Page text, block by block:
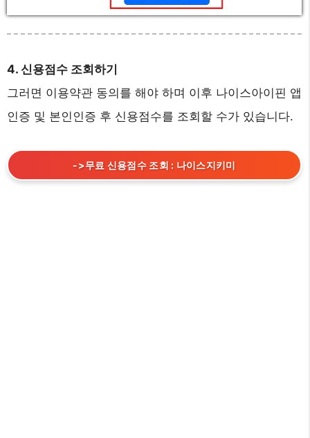
4. 신용점수 조회하기
그러면 이용약관 동의를 해야 하며 이후 나이스아이핀 앱
인증 및 본인인증 후 신용점수를 조회할 수가 있습니다.
->무료 신용점수 조회 : 나이스지키미